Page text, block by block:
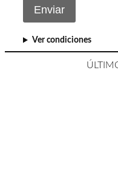
Enviar
Ver condiciones